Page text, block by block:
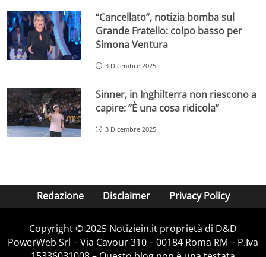
“Cancellato”, notizia bomba sul
Grande Fratello: colpo basso per
Simona Ventura
3 Dicembre 2025
Sinner, in Inghilterra non riescono a
capire: ”È una cosa ridicola”
3 Dicembre 2025
Redazione Disclaimer Privacy Policy
Copyright © 2025 Notiziein.it proprietà di D&D
PowerWeb Srl – Via Cavour 310 – 00184 Roma RM – P.Iva